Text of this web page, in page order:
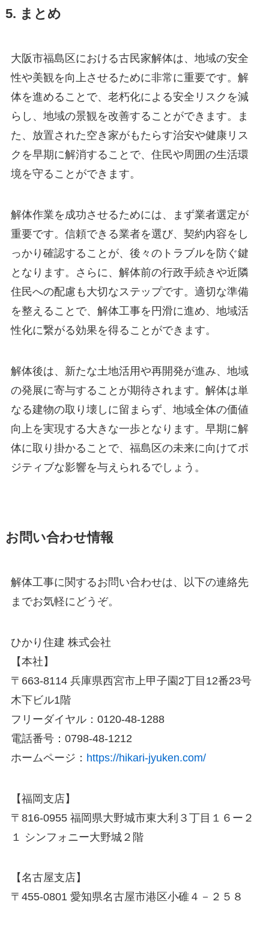
5. まとめ
大阪市福島区における古民家解体は、地域の安全
性や美観を向上させるために非常に重要です。解
体を進めることで、老朽化による安全リスクを減
らし、地域の景観を改善することができます。ま
た、放置された空き家がもたらす治安や健康リス
クを早期に解消することで、住民や周囲の生活環
境を守ることができます。
解体作業を成功させるためには、まず業者選定が
重要です。信頼できる業者を選び、契約内容をし
っかり確認することが、後々のトラブルを防ぐ鍵
となります。さらに、解体前の行政手続きや近隣
住民への配慮も大切なステップです。適切な準備
を整えることで、解体工事を円滑に進め、地域活
性化に繋がる効果を得ることができます。
解体後は、新たな土地活用や再開発が進み、地域
の発展に寄与することが期待されます。解体は単
なる建物の取り壊しに留まらず、地域全体の価値
向上を実現する大きな一歩となります。早期に解
体に取り掛かることで、福島区の未来に向けてポ
ジティブな影響を与えられるでしょう。
お問い合わせ情報
解体工事に関するお問い合わせは、以下の連絡先
までお気軽にどうぞ。
ひかり住建 株式会社
【本社】
〒663-8114 兵庫県西宮市上甲子園2丁目12番23号
木下ビル1階
フリーダイヤル：0120-48-1288
電話番号：0798-48-1212
ホームページ： https://hikari-jyuken.com/
【福岡支店】
〒816-0955 福岡県大野城市東大利３丁目１６ー２
１ シンフォニー大野城２階
【名古屋支店】
〒455-0801 愛知県名古屋市港区小碓４－２５８